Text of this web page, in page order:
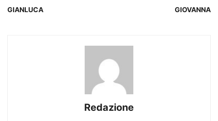
GIANLUCA GIOVANNA
Redazione